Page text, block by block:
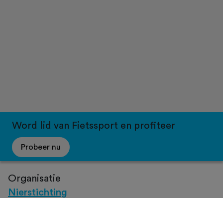
Word lid van Fietssport en profiteer
Probeer nu
Organisatie
Nierstichting